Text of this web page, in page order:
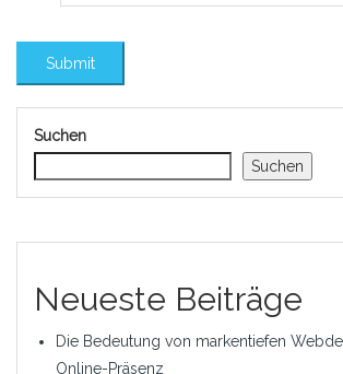
Suchen
Suchen
Neueste Beiträge
Die Bedeutung von markentiefen
Online-Präsenz